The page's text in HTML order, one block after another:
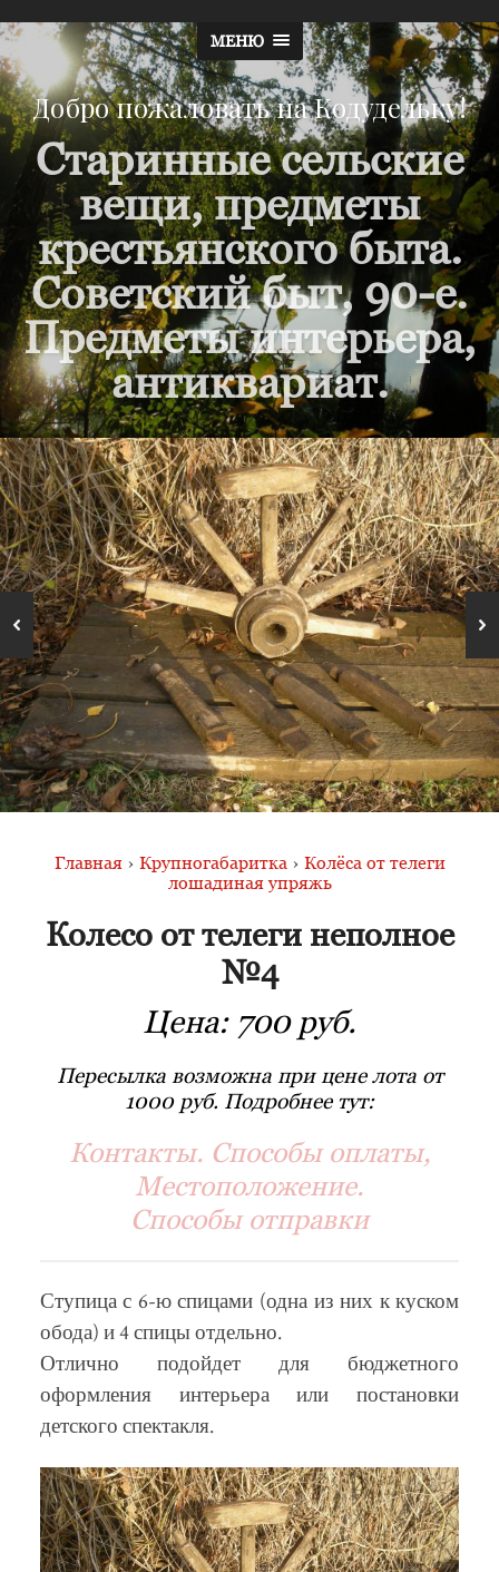
МЕНЮ
Добро пожаловать на Кодудельку!
Старинные сельские
вещи, предметы
крестьянского быта.
Советский быт, 90-е.
Предметы интерьера,
антиквариат.
Главная › Крупногабаритка › Колёса от телеги
лошадиная упряжь
Колесо от телеги неполное
№4
Цена: 700 руб.
Пересылка возможна при цене лота от
1000 руб. Подробнее тут:
Контакты. Способы оплаты,
Местоположение.
Способы отправки
Ступица с 6-ю спицами (одна из них к куском
обода) и 4 спицы отдельно.
Отлично подойдет для бюджетного
оформления интерьера или постановки
детского спектакля.